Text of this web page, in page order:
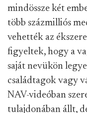
mindössze két
több százmilliós
vehették az
figyeltek, hogy a
saját nevükön
családtagok vagy
NAV-videóban
tulajdonában állt,